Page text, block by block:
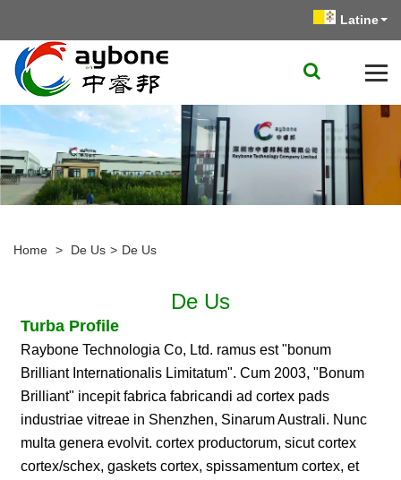
Latine
Home > De Us > De Us
De Us
Turba Profile
Raybone Technologia Co, Ltd. ramus est "bonum
Brilliant Internationalis Limitatum". Cum 2003, "Bonum
Brilliant" incepit fabrica fabricandi ad cortex pads
industriae vitreae in Shenzhen, Sinarum Australi. Nunc
multa genera evolvit. cortex productorum, sicut cortex
cortex/schex, gaskets cortex, spissamentum cortex, et